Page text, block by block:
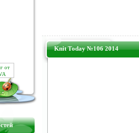
Knit Today №106 2014